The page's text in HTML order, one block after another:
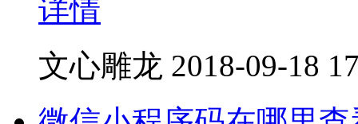
详情
文心雕龙 2018-09-18